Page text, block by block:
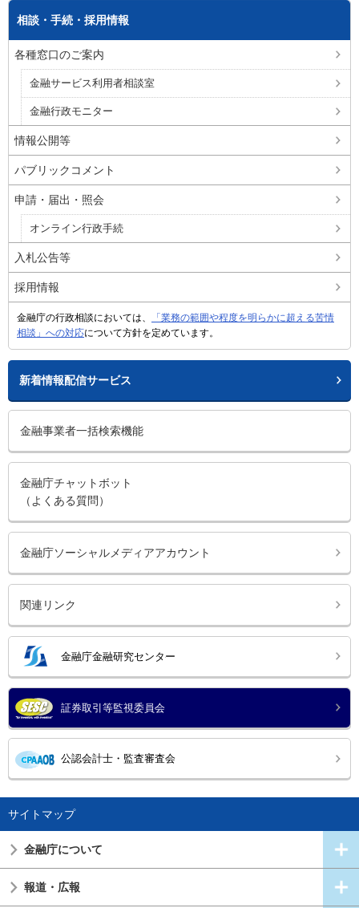
相談・手続・採用情報
各種窓口のご案内
金融サービス利用者相談室
金融行政モニター
情報公開等
パブリックコメント
申請・届出・照会
オンライン行政手続
入札公告等
採用情報
金融庁の行政相談においては、
「業務の範囲や程度を明らかに超える苦情
相談」への対応について方針を定めています。
新着情報配信サービス
金融事業者一括検索機能
金融庁チャットボット
（よくある質問）
金融庁ソーシャルメディアアカウント
関連リンク
金融庁金融研究センター
証券取引等監視委員会
公認会計士・監査審査会
サイトマップ
金融庁について
報道・広報